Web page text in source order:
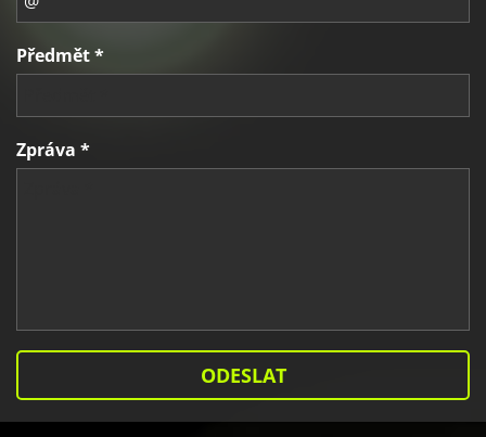
Předmět *
Zpráva *